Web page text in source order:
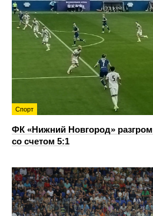
Спорт
ФК «Нижний Новгород»
со счетом 5:1